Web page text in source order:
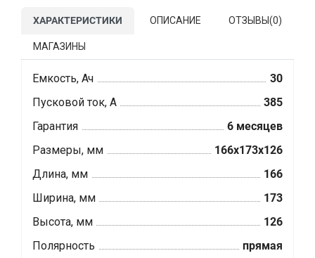
ХАРАКТЕРИСТИКИ ОПИСАНИЕ ОТЗЫВЫ(0)
МАГАЗИНЫ
Емкость, Ач
30
Пусковой ток, А
385
Гарантия
6 месяцев
Размеры, мм
166x173x126
Длина, мм
166
Ширина, мм
173
Высота, мм
126
Полярность
прямая